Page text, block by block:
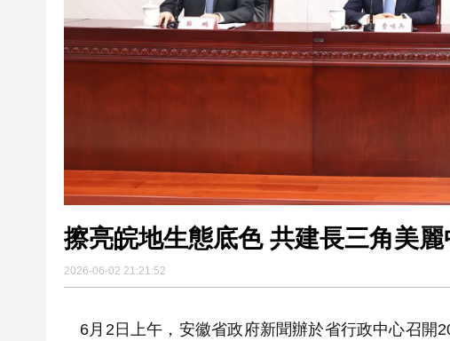
擦亮皖地生態底色 共建長三角美
2026-06-02 21:21:52
6月2日上午，安徽省政府新聞辦於省行政中心召開